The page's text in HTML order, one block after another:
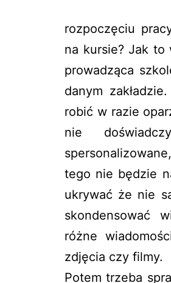
rozpoczęciu
na kursie? Jak to
prowadząca
danym
robić w razie
nie
tego nie będzie
ukrywać że nie
skondensować
różne
zdjęcia czy filmy.
Potem trzeba